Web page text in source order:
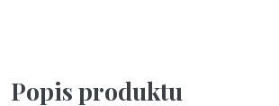
Popis produktu